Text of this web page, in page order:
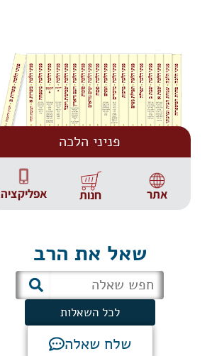
פניני הלכה
אתר חנות אפליקציה
שאל את הרב
לכל השאלות
שלח שאלה